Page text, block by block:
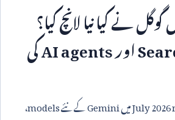
گوگل نے کیا نیا لانچ کیا؟
اورAI agentsکی
JulyمیںGeminiکے نئےmodels،